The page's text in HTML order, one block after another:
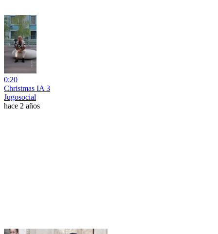
0:20
Christmas IA 3
Jugosocial
hace 2 años